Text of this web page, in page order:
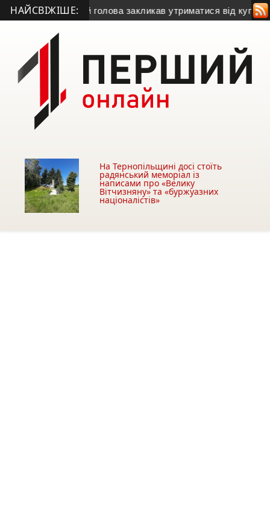
НАЙСВІЖІШЕ:
• Міський голова закликав утриматися від купівлі
На Тернопільщині досі стоїть
радянський меморіал із
написами про «Велику
Вітчизняну» та «буржуазних
націоналістів»